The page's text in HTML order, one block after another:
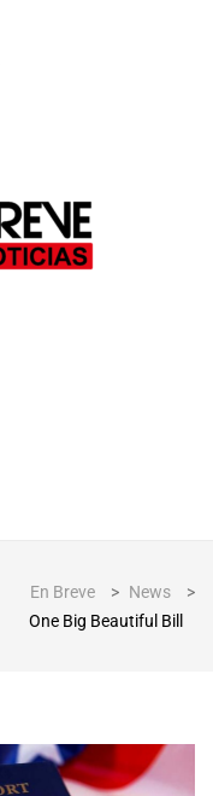
En Breve > News
>
One Big Beautiful Bill